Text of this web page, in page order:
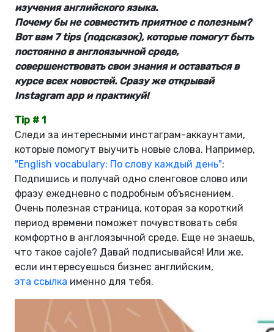
изучения английского языка.
Почему бы не совместить приятное с полезным?
Вот вам 7 tips (подсказок), которые помогут быть
постоянно в англоязычной среде,
совершенствовать свои знания и оставаться в
курсе всех новостей. Сразу же открывай
Instagram app и практикуй!
Tip # 1
Следи за интересными инстаграм-аккаунтами,
которые помогут выучить новые слова. Например,
"English vocabulary: По слову каждый день":
Подпишись и получай одно сленговое слово или
фразу ежедневно с подробным объяснением.
Очень полезная страница, которая за короткий
период времени поможет почувствовать себя
комфортно в англоязычной среде. Еще не знаешь,
что такое cajole? Давай подписывайся! Или же,
если интересуешься бизнес английским,
эта ссылка именно для тебя.